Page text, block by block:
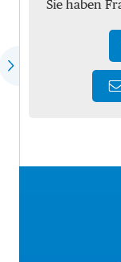
Sie haben